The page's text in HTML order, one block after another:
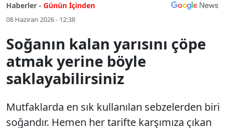
Haberler - Günün İçinden
08 Haziran 2026 - 12:38
Soğanın kalan yarısını çöpe
atmak yerine böyle
saklayabilirsiniz
Mutfaklarda en sık kullanılan sebzelerden biri
soğandır. Hemen her tarifte karşımıza çıkan